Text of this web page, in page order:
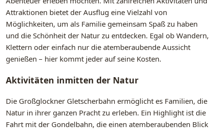
Attraktionen bietet der Ausflug eine Vielzahl von
Möglichkeiten, um als Familie gemeinsam Spaß zu haben
und die Schönheit der Natur zu entdecken. Egal ob Wandern,
Klettern oder einfach nur die atemberaubende Aussicht
genießen – hier kommt jeder auf seine Kosten.
Aktivitäten inmitten der Natur
Die Großglockner Gletscherbahn ermöglicht es Familien, die
Natur in ihrer ganzen Pracht zu erleben. Ein Highlight ist die
Fahrt mit der Gondelbahn, die einen atemberaubenden Blick